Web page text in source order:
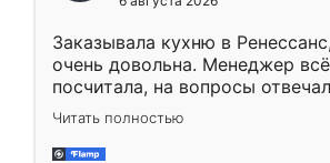
мебели буду заказывать
Заказывала кухню в
очень довольна. Менеджер
посчитала, на вопросы
Замерщик приехал в субботу,
делу со всей
за день, ребята работали
Читать полностью